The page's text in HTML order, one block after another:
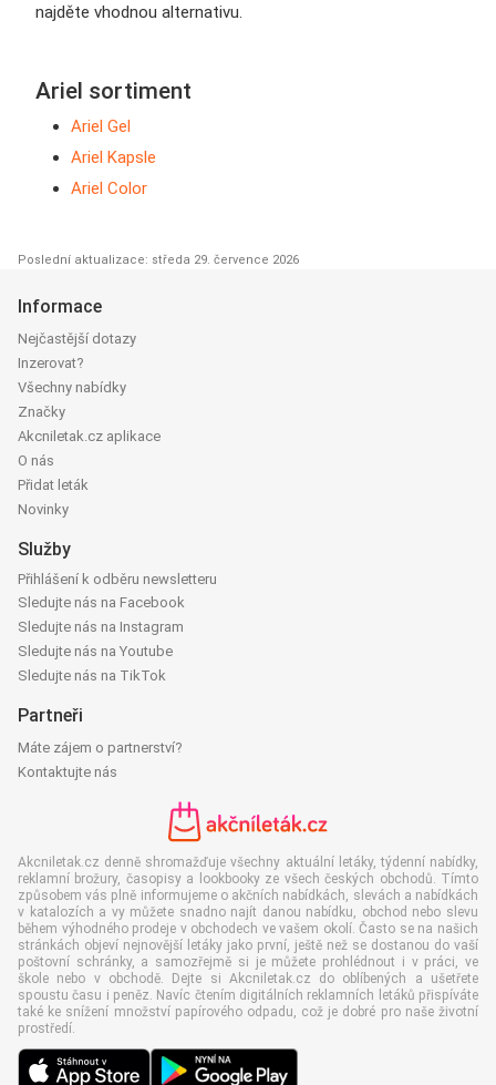
najděte vhodnou alternativu.
Ariel sortiment
Ariel Gel
Ariel Kapsle
Ariel Color
Poslední aktualizace: středa 29. července 2026
Informace
Nejčastější dotazy
Inzerovat?
Všechny nabídky
Značky
Akcniletak.cz aplikace
O nás
Přidat leták
Novinky
Služby
Přihlášení k odběru newsletteru
Sledujte nás na Facebook
Sledujte nás na Instagram
Sledujte nás na Youtube
Sledujte nás na TikTok
Partneři
Máte zájem o partnerství?
Kontaktujte nás
Akcniletak.cz denně shromažďuje všechny aktuální letáky, týdenní nabídky,
reklamní brožury, časopisy a lookbooky ze všech českých obchodů. Tímto
způsobem vás plně informujeme o akčních nabídkách, slevách a nabídkách
v katalozích a vy můžete snadno najít danou nabídku, obchod nebo slevu
během výhodného prodeje v obchodech ve vašem okolí. Často se na našich
stránkách objeví nejnovější letáky jako první, ještě než se dostanou do vaší
poštovní schránky, a samozřejmě si je můžete prohlédnout i v práci, ve
škole nebo v obchodě. Dejte si Akcniletak.cz do oblíbených a ušetřete
spoustu času i peněz. Navíc čtením digitálních reklamních letáků přispíváte
také ke snížení množství papírového odpadu, což je dobré pro naše životní
prostředí.